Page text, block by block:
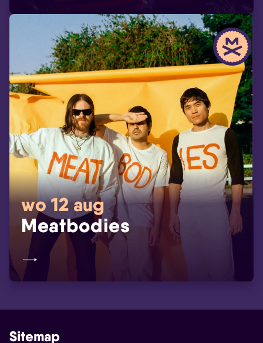
wo 12 aug
Meatbodies
Sitemap